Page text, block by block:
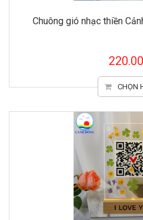
Chuông gió nhạc thiền
CHỌN